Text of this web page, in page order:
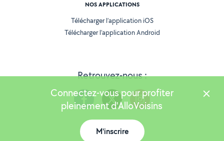
Retrouvez-nous :
NOS APPLICATIONS
Télécharger l’application iOS
Télécharger l’application Android
Version 25.5.3
Connectez-vous pour profiter
pleinement d'AlloVoisins
M'inscrire